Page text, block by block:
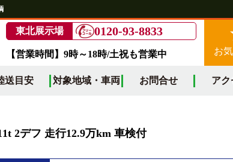
東北展示場 0120-93-8833
【営業時間】9時～18時/土祝も営業中 お
送目安 対象地域・車両 お問合せ アク
2デフ 走行12.9万km 車検付